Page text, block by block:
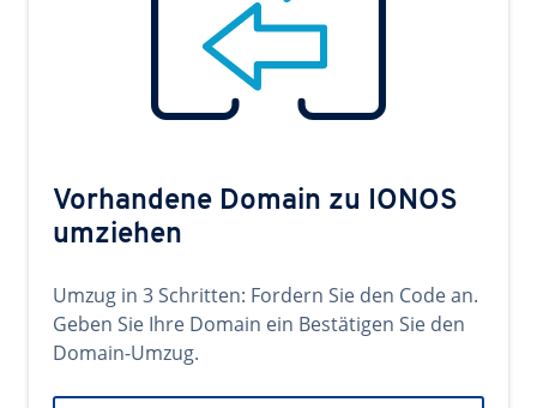
Vorhandene Domain zu IONOS
umziehen
Umzug in 3 Schritten: Fordern Sie den Code an.
Geben Sie Ihre Domain ein Bestätigen Sie den
Domain-Umzug.